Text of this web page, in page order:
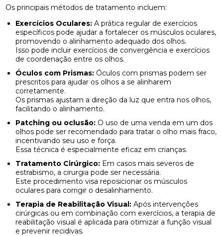
Os principais métodos de tratamento incluem:
Exercícios Oculares: A prática regular de exercícios
específicos pode ajudar a fortalecer os músculos oculares,
promovendo o alinhamento adequado dos olhos.
Isso pode incluir exercícios de convergência e exercícios
de coordenação entre os olhos.
Óculos com Prismas: Óculos com prismas podem ser
prescritos para ajudar os olhos a se alinharem
corretamente.
Os prismas ajustam a direção da luz que entra nos olhos,
facilitando o alinhamento.
Patching ou oclusão: O uso de uma venda em um dos
olhos pode ser recomendado para tratar o olho mais fraco,
incentivando seu uso e força.
Essa técnica é especialmente eficaz em crianças.
Tratamento Cirúrgico: Em casos mais severos de
estrabismo, a cirurgia pode ser necessária.
Este procedimento visa reposicionar os músculos
oculares para corrigir o desalinhamento.
Terapia de Reabilitação Visual: Após intervenções
cirúrgicas ou em combinação com exercícios, a terapia de
reabilitação visual é aplicada para otimizar a função visual
e prevenir recidivas.
COMO A FISIOTERAPIA PODE AJUDAR NA
COMO A FISIOTERAPIA RESPIRATÓRIA DOMICILIAR
PODE MELHORAR SUA QUALIDADE DE VIDA
COMO A OSTEOPATIA PARA COLUNA PODE
MELHORAR SUA SAÚDE
COMO A OSTEOPATIA PARA COLUNA PODE
TRANSFORMAR SUA SAÚDE
COMO A OSTEOPATIA PODE AJUDAR NA
TRATAMENTO DA HÉRNIA DE DISCO
NERVO CIÁTICO
COMO A OSTEOPATIA RJ PODE MELHORAR SUA
COMO A PALMILHA PARA ESPORÃO PODE ALIVIAR
SUAS DORES